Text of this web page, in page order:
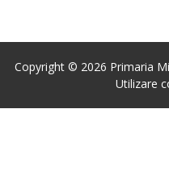
Copyright © 2026 Primaria
Utilizare